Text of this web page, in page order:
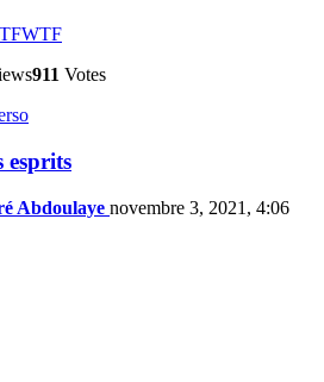
WTF
911 Votes
esprits
Abdoulaye novembre 3, 2021, 4:06